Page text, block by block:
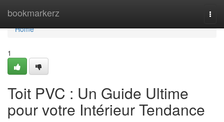
bookmarkerz
Home
Home
1
Toit PVC : Un Guide Ultime
pour votre Intérieur Tendance